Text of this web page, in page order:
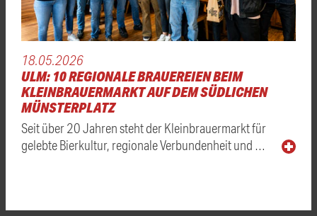
18.05.2026
ULM: 10 REGIONALE BRAUEREIEN BEIM
KLEINBRAUERMARKT AUF DEM SÜDLICHEN
MÜNSTERPLATZ
Seit über 20 Jahren steht der Kleinbrauermarkt für
gelebte Bierkultur, regionale Verbundenheit und …